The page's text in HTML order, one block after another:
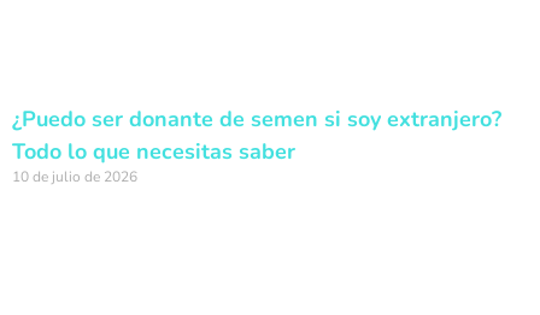
¿Puedo ser donante de semen si soy extranjero?
Todo lo que necesitas saber
10 de julio de 2026